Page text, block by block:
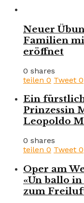
Neuer
Familien
eröffnet
0 shares
teilen 0 Tweet 0
Ein
Prinzessin
Leopoldo
0 shares
teilen 0 Tweet 0
Oper am
«Un ballo
zum